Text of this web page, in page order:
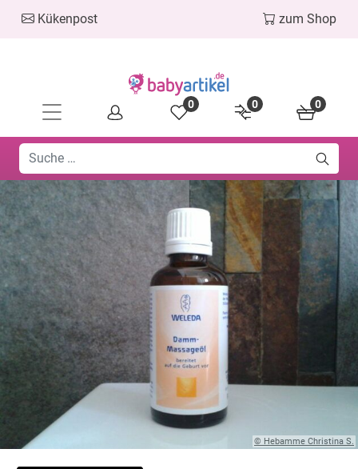
Kükenpost zum Shop
0
0
0
© Hebamme Christina S.